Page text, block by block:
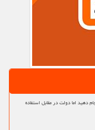
دهید اما دولت در مقابل استفاده